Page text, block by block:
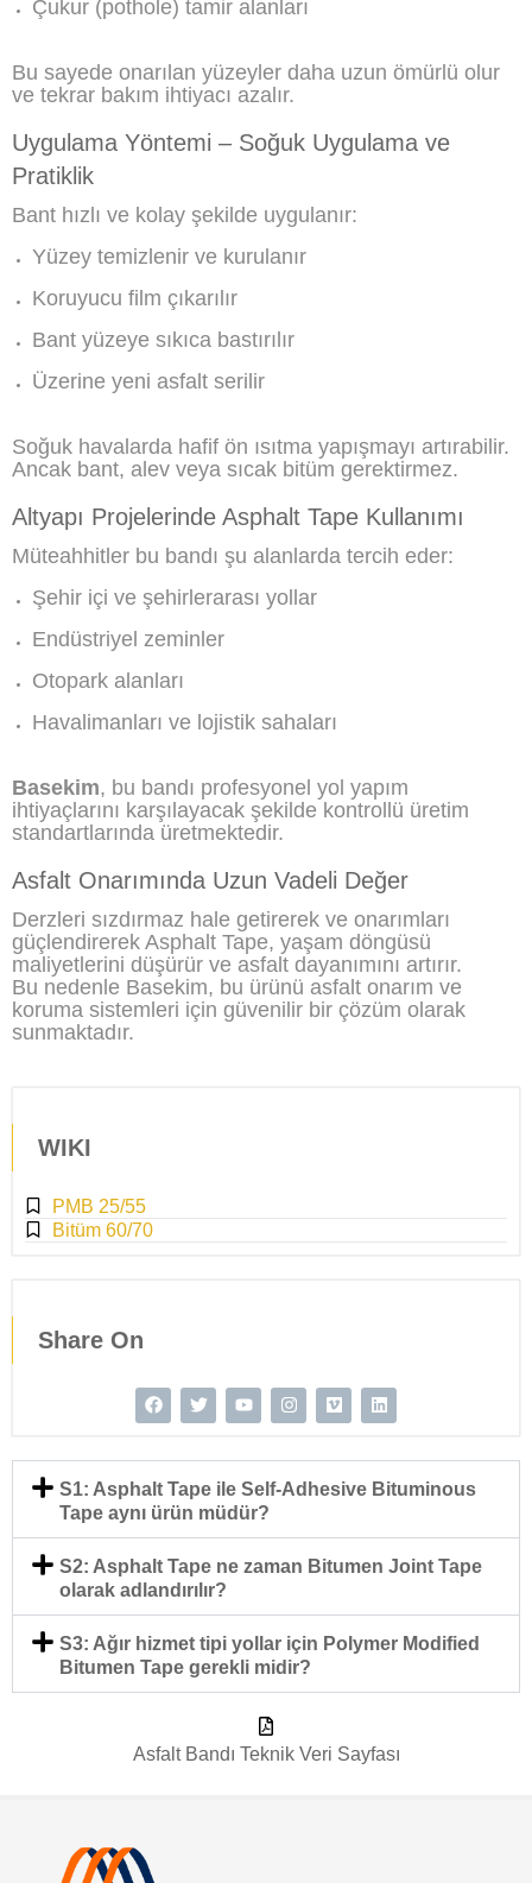
Çukur (pothole) tamir alanları
Bu sayede onarılan yüzeyler daha uzun ömürlü olur
ve tekrar bakım ihtiyacı azalır.
Uygulama Yöntemi – Soğuk Uygulama ve
Pratiklik
Bant hızlı ve kolay şekilde uygulanır:
Yüzey temizlenir ve kurulanır
Koruyucu film çıkarılır
Bant yüzeye sıkıca bastırılır
Üzerine yeni asfalt serilir
Soğuk havalarda hafif ön ısıtma yapışmayı artırabilir.
Ancak bant, alev veya sıcak bitüm gerektirmez.
Altyapı Projelerinde Asphalt Tape Kullanımı
Müteahhitler bu bandı şu alanlarda tercih eder:
Şehir içi ve şehirlerarası yollar
Endüstriyel zeminler
Otopark alanları
Havalimanları ve lojistik sahaları
Basekim, bu bandı profesyonel yol yapım
ihtiyaçlarını karşılayacak şekilde kontrollü üretim
standartlarında üretmektedir.
Asfalt Onarımında Uzun Vadeli Değer
Derzleri sızdırmaz hale getirerek ve onarımları
güçlendirerek Asphalt Tape, yaşam döngüsü
maliyetlerini düşürür ve asfalt dayanımını artırır.
Bu nedenle Basekim, bu ürünü asfalt onarım ve
koruma sistemleri için güvenilir bir çözüm olarak
sunmaktadır.
WIKI
PMB 25/55
Bitüm 60/70
Share On
S1: Asphalt Tape ile Self-Adhesive Bituminous
Tape aynı ürün müdür?
S2: Asphalt Tape ne zaman Bitumen Joint Tape
olarak adlandırılır?
S3: Ağır hizmet tipi yollar için Polymer Modified
Bitumen Tape gerekli midir?
Asfalt Bandı Teknik Veri Sayfası